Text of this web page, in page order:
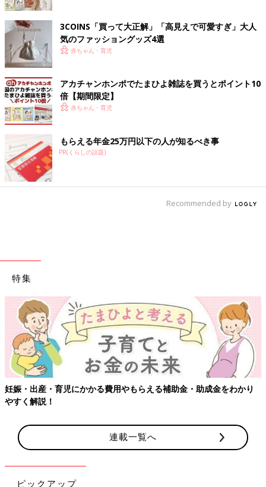
3COINS「買って大正解」「高見えで可愛すぎ」大人
気のファッショングッズ4選
赤ちゃん・育児
アカチャンホンポでたまひよ雑誌を買うとポイント10
倍【期間限定】
赤ちゃん・育児
もらえる年金25万円以下の人が知るべき事
PR(くらしの話題)
Recommended by
特集
かり 【ワクチン接種できるものも】妊婦の感染症対策、知って
連載一覧へ
ピックアップ